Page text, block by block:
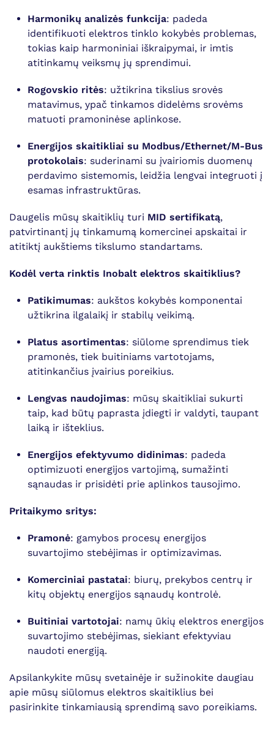
Harmonikų analizės funkcija: padeda
identifikuoti elektros tinklo kokybės problemas,
tokias kaip harmoniniai iškraipymai, ir imtis
atitinkamų veiksmų jų sprendimui.
Rogovskio ritės: užtikrina tikslius srovės
matavimus, ypač tinkamos didelėms srovėms
matuoti pramoninėse aplinkose.
Energijos skaitikliai su Modbus/Ethernet/M-Bus
protokolais: suderinami su įvairiomis duomenų
perdavimo sistemomis, leidžia lengvai integruoti į
esamas infrastruktūras.
Daugelis mūsų skaitiklių turi MID sertifikatą,
patvirtinantį jų tinkamumą komercinei apskaitai ir
atitiktį aukštiems tikslumo standartams.
Kodėl verta rinktis Inobalt elektros skaitiklius?
Patikimumas: aukštos kokybės komponentai
užtikrina ilgalaikį ir stabilų veikimą.
Platus asortimentas: siūlome sprendimus tiek
pramonės, tiek buitiniams vartotojams,
atitinkančius įvairius poreikius.
Lengvas naudojimas: mūsų skaitikliai sukurti
taip, kad būtų paprasta įdiegti ir valdyti, taupant
laiką ir išteklius.
Energijos efektyvumo didinimas: padeda
optimizuoti energijos vartojimą, sumažinti
sąnaudas ir prisidėti prie aplinkos tausojimo.
Pritaikymo sritys:
Pramonė: gamybos procesų energijos
suvartojimo stebėjimas ir optimizavimas.
Komerciniai pastatai: biurų, prekybos centrų ir
kitų objektų energijos sąnaudų kontrolė.
Buitiniai vartotojai: namų ūkių elektros energijos
suvartojimo stebėjimas, siekiant efektyviau
naudoti energiją.
Apsilankykite mūsų svetainėje ir sužinokite daugiau
apie mūsų siūlomus elektros skaitiklius bei
pasirinkite tinkamiausią sprendimą savo poreikiams.